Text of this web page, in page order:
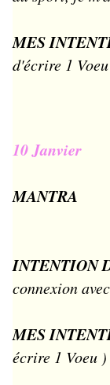
MES
d'écrire 1
10 Janvier
INTENTION
connexion
MES
écrire 1 Voeu )